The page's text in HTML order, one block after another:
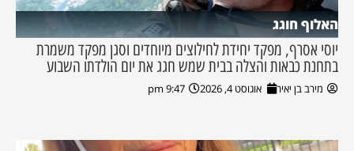
האלוף חוגג
יוסי אסרף, מפקד יחידת לחילוצים מיוחדים וסגן מפקד משמרת
בתחנת כבאות והצלה בבית שמש חגג את יום הולדתו השבוע
מירב בן יאיר אוגוסט 4, 2026 9:47 pm